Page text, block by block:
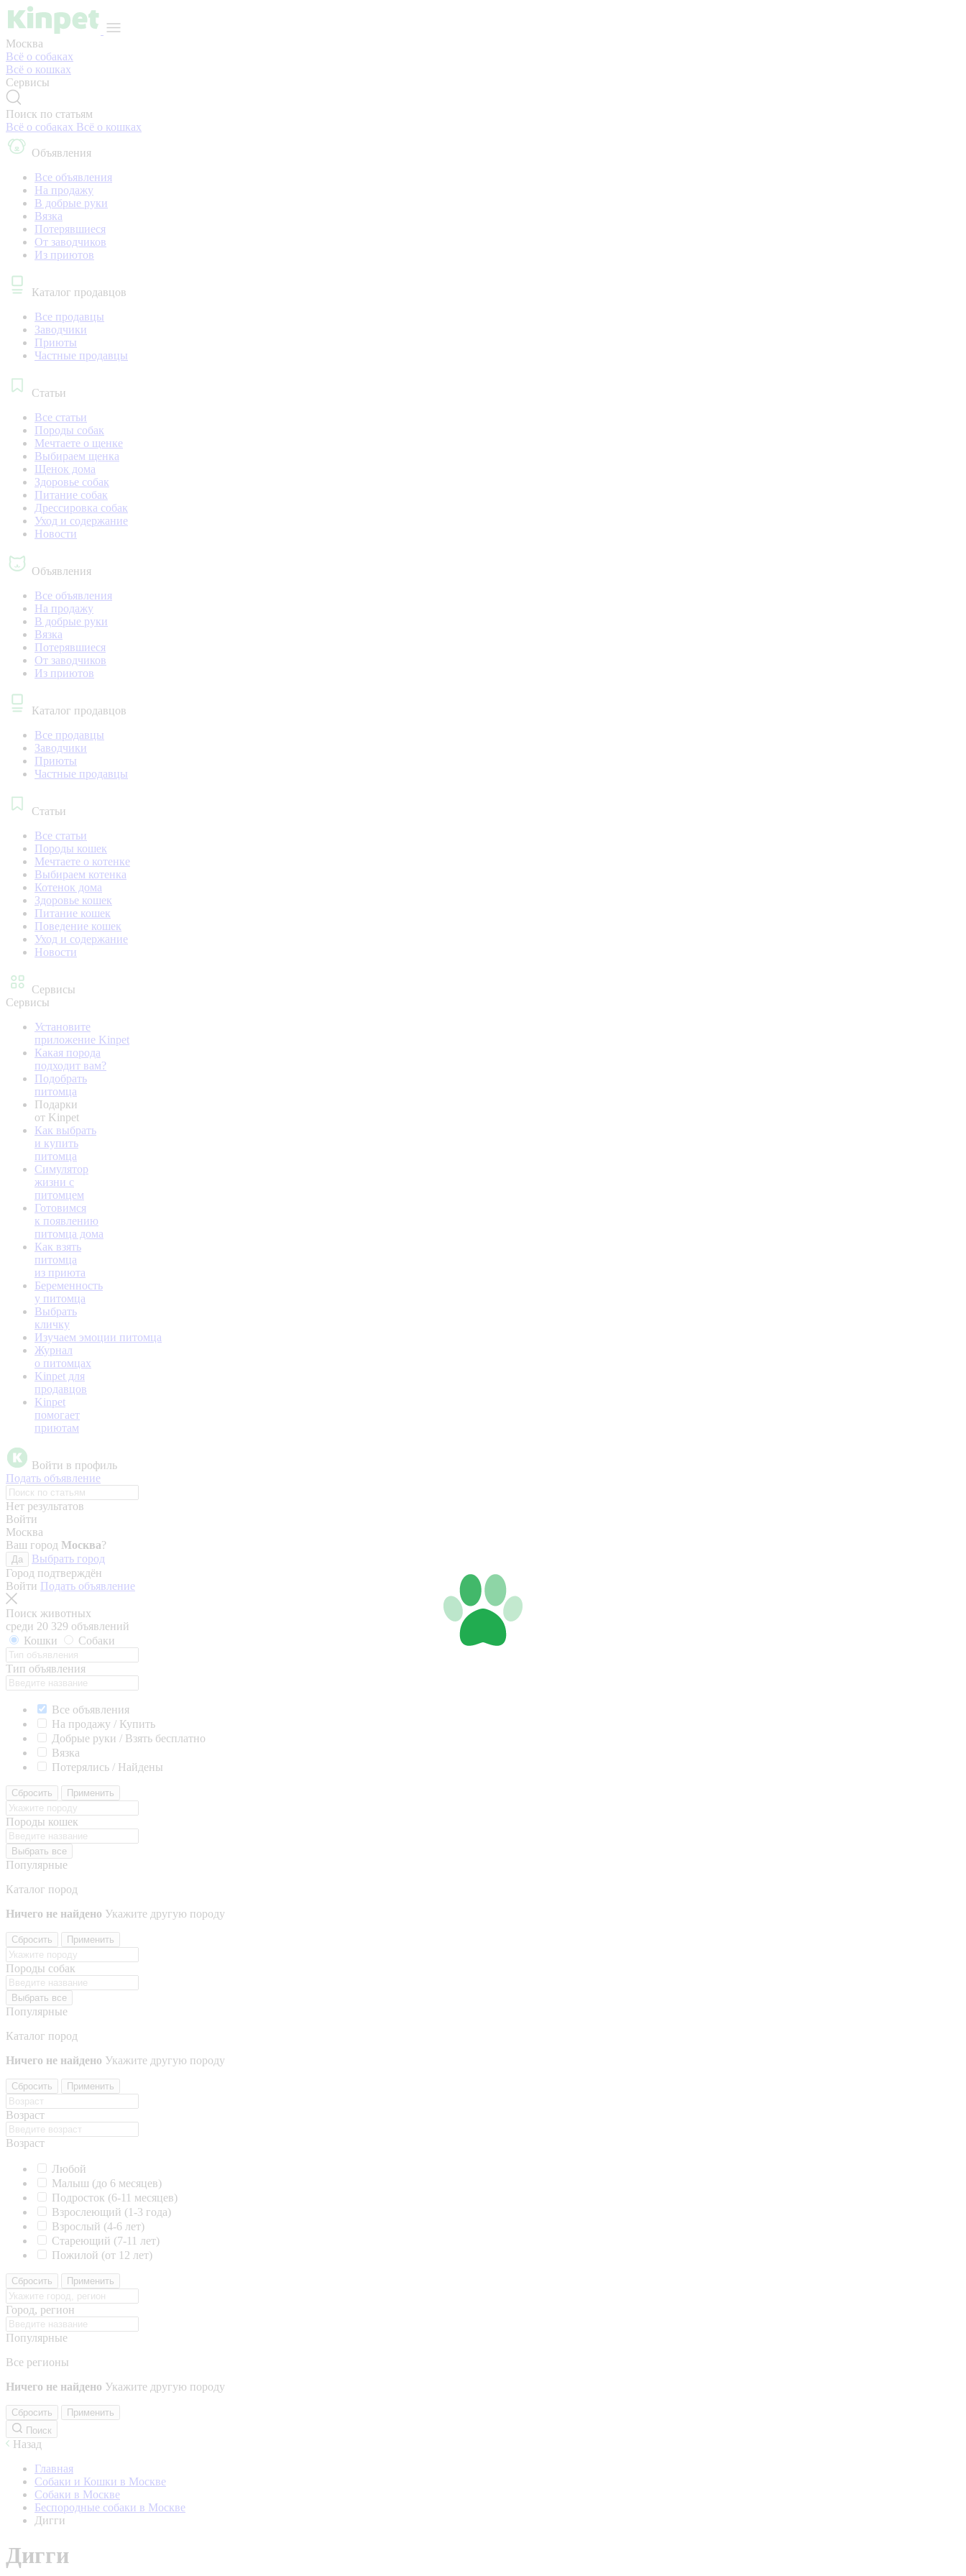
Москва
Всё о собаках
Всё о кошках
Сервисы
Поиск по статьям
Всё о собаках Всё о кошках
Объявления
Все объявления
На продажу
В добрые руки
Вязка
Потерявшиеся
От заводчиков
Из приютов
Каталог продавцов
Все продавцы
Заводчики
Приюты
Частные продавцы
Статьи
Все статьи
Породы собак
Мечтаете о щенке
Выбираем щенка
Щенок дома
Здоровье собак
Питание собак
Дрессировка собак
Уход и содержание
Новости
Объявления
Все объявления
На продажу
В добрые руки
Вязка
Потерявшиеся
От заводчиков
Из приютов
Каталог продавцов
Все продавцы
Заводчики
Приюты
Частные продавцы
Статьи
Все статьи
Породы кошек
Мечтаете о котенке
Выбираем котенка
Котенок дома
Здоровье кошек
Питание кошек
Поведение кошек
Уход и содержание
Новости
Сервисы
Сервисы
Установите
приложение Kinpet
Какая порода
подходит вам?
Подобрать
питомца
Подарки
от Kinpet
Как выбрать
и купить
питомца
Симулятор
жизни с
питомцем
Готовимся
к появлению
питомца дома
Как взять
питомца
из приюта
Беременность
у питомца
Выбрать
кличку
Изучаем эмоции питомца
Журнал
о питомцах
Kinpet для
продавцов
Kinpet
помогает
приютам
Войти в профиль
Подать объявление
Нет результатов
Войти
Москва
Ваш город Москва?
Да
Выбрать город
Город подтверждён
Войти Подать объявление
Поиск животных
среди 20 329 объявлений
Кошки
Собаки
Тип объявления
Все объявления
На продажу / Купить
Добрые руки / Взять бесплатно
Вязка
Потерялись / Найдены
Сбросить Применить
Породы кошек
Выбрать все
Популярные
Каталог пород
Ничего не найдено Укажите другую породу
Сбросить Применить
Породы собак
Выбрать все
Популярные
Каталог пород
Ничего не найдено Укажите другую породу
Сбросить Применить
Возраст
Возраст
Любой
Малыш (до 6 месяцев)
Подросток (6-11 месяцев)
Взрослеющий (1-3 года)
Взрослый (4-6 лет)
Стареющий (7-11 лет)
Пожилой (от 12 лет)
Сбросить Применить
Город, регион
Популярные
Все регионы
Ничего не найдено Укажите другую породу
Сбросить
Применить
Поиск
Назад
Главная
Собаки и Кошки в Москве
Собаки в Москве
Беспородные собаки в Москве
Дигги
Дигги